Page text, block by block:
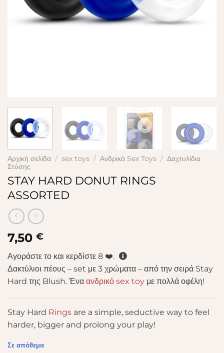
Αρχική σελίδα / sex toys / Ανδρικά Sex Toys / Δαχτυλίδια
Στύσης
STAY HARD DONUT RINGS
ASSORTED
7,50 €
Αγοράστε το και κερδίστε 8 ❤️.
Δακτύλιοι πέους – set με 3 χρώματα – από την σειρά Stay
Hard της Blush. Ένα ανδρικό sex toy με πολλά οφέλη!
Stay Hard Rings are a simple, seductive way to feel
harder, bigger and prolong your play!
Σε απόθεμα